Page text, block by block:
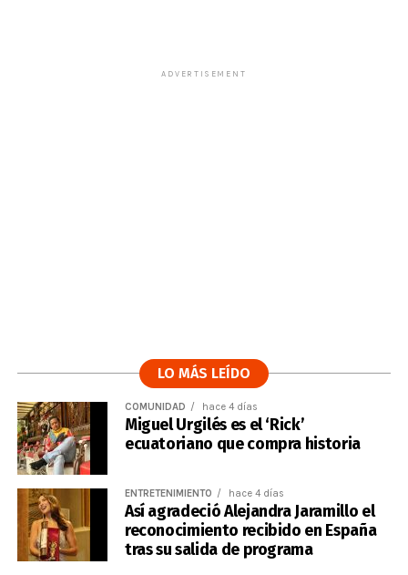
ADVERTISEMENT
LO MÁS LEÍDO
COMUNIDAD hace 4 días
Miguel Urgilés es el ‘Rick’
ecuatoriano que compra historia
ENTRETENIMIENTO hace 4 días
Así agradeció Alejandra Jaramillo el
reconocimiento recibido en España
tras su salida de programa